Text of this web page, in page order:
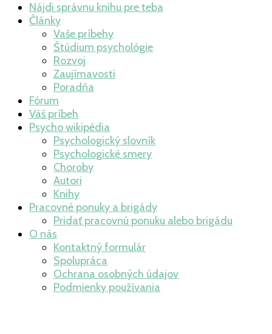
Nájdi správnu knihu pre teba
Články
Vaše príbehy
Štúdium psychológie
Rozvoj
Zaujímavosti
Poradňa
Fórum
Váš príbeh
Psycho wikipédia
Psychologický slovník
Psychologické smery
Choroby
Autori
Knihy
Pracovné ponuky a brigády
Pridať pracovnú ponuku alebo brigádu
O nás
Kontaktný formulár
Spolupráca
Ochrana osobných údajov
Podmienky používania